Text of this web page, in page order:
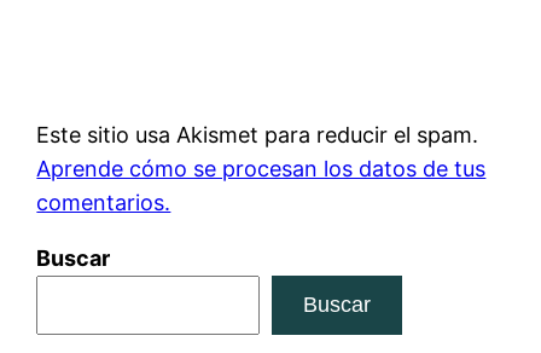
Este sitio usa Akismet para reducir el spam.
Aprende cómo se procesan los datos de tus
comentarios.
Buscar
Buscar